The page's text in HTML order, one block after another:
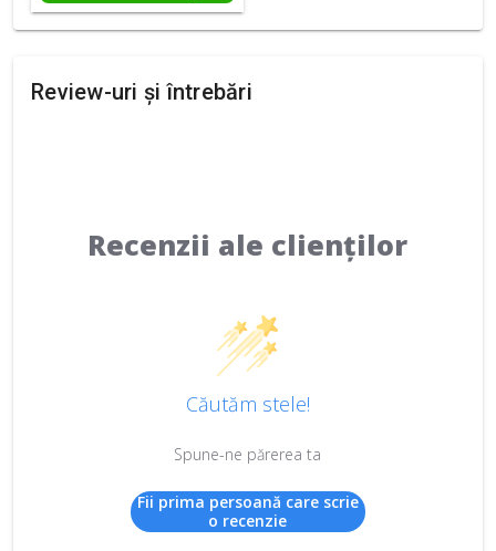
Review-uri și întrebări
Recenzii ale clienților
Căutăm stele!
Spune-ne părerea ta
Fii prima persoană care scrie
o recenzie